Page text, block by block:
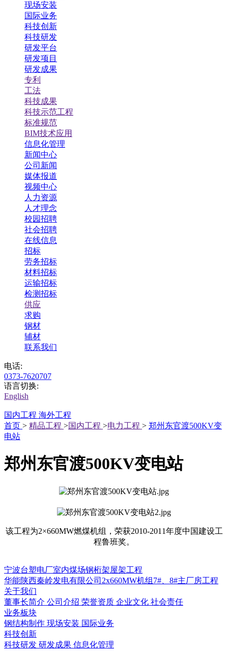
现场安装
国际业务
科技创新
科技研发
研发平台
研发项目
研发成果
专利
工法
科技成果
科技示范工程
标准规范
BIM技术应用
信息化管理
新闻中心
公司新闻
媒体报道
视频中心
人力资源
人才理念
校园招聘
社会招聘
在线信息
招标
劳务招标
材料招标
运输招标
检测招标
供应
求购
钢材
辅材
联系我们
电话:
0373-7620707
语言切换:
English
国内工程 海外工程
首页 > 精品工程 >国内工程 >电力工程 > 郑州东官渡500KV变
电站
郑州东官渡500KV变电站
该工程为2×660MW燃煤机组，荣获2010-2011年度中国建设工
程鲁班奖。
宁波台塑电厂室内煤场钢桁架屋架工程
华能陕西秦岭发电有限公司2x660MW机组7#、8#主厂房工程
关于我们
董事长简介 公司介绍 荣誉资质 企业文化 社会责任
业务板块
钢结构制作 现场安装 国际业务
科技创新
科技研发 研发成果 信息化管理